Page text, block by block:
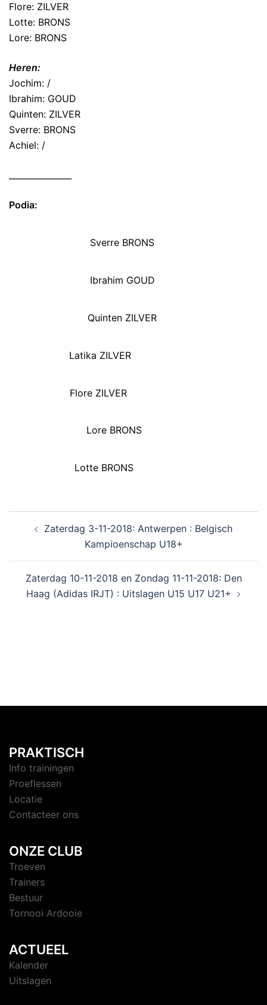
Flore: ZILVER
Lotte: BRONS
Lore: BRONS
Heren:
Jochim: /
Ibrahim: GOUD
Quinten: ZILVER
Sverre: BRONS
Achiel: /
Podia:
Sverre BRONS
Ibrahim GOUD
Quinten ZILVER
Latika ZILVER
Flore ZILVER
Lore BRONS
Lotte BRONS
Zaterdag 3-11-2018: Antwerpen : Belgisch
Kampioenschap U18+
Zaterdag 10-11-2018 en Zondag 11-11-2018: Den
Haag (Adidas IRJT) : Uitslagen U15 U17 U21+
PRAKTISCH
Info trainingen
Proeflessen
Locatie
Contacteer ons
ONZE CLUB
Troeven
Trainers
Bestuur
Tornooi Ardooie
ACTUEEL
Kalender
Uitslagen